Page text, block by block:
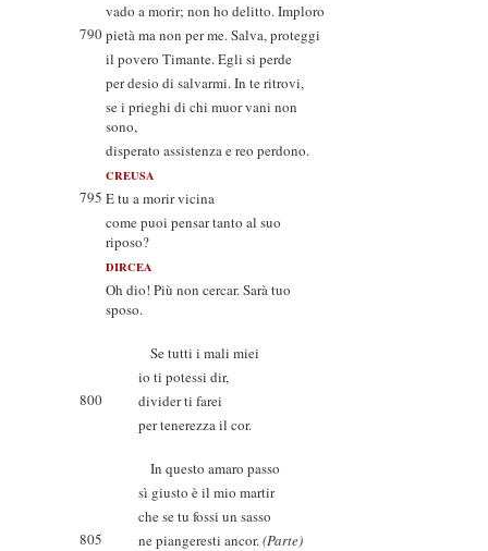
vado a morir; non ho delitto. Imploro
790pietà ma non per me. Salva, proteggi
il povero Timante. Egli si perde
per desio di salvarmi. In te ritrovi,
se i prieghi di chi muor vani non
sono,
disperato assistenza e reo perdono.
CREUSA
795 E tu a morir vicina
come puoi pensar tanto al suo
riposo?
DIRCEA
Oh dio! Più non cercar. Sarà tuo
sposo.
Se tutti i mali miei
io ti potessi dir,
800
divider ti farei
per tenerezza il cor.
In questo amaro passo
sì giusto è il mio martir
che se tu fossi un sasso
805
ne piangeresti ancor.(Parte)